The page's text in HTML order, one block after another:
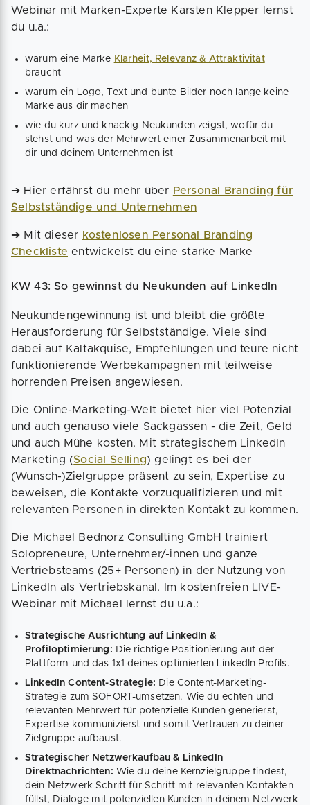
Webinar mit Marken-Experte Karsten Klepper lernst
du u.a.:
warum eine Marke Klarheit, Relevanz & Attraktivität
braucht
warum ein Logo, Text und bunte Bilder noch lange keine
Marke aus dir machen
wie du kurz und knackig Neukunden zeigst, wofür du
stehst und was der Mehrwert einer Zusammenarbeit mit
dir und deinem Unternehmen ist
➔ Hier erfährst du mehr über Personal Branding für
Selbstständige und Unternehmen
➔ Mit dieser kostenlosen Personal Branding
Checkliste entwickelst du eine starke Marke
KW 43: So gewinnst du Neukunden auf LinkedIn
Neukundengewinnung ist und bleibt die größte
Herausforderung für Selbstständige. Viele sind
dabei auf Kaltakquise, Empfehlungen und teure nicht
funktionierende Werbekampagnen mit teilweise
horrenden Preisen angewiesen.
Die Online-Marketing-Welt bietet hier viel Potenzial
und auch genauso viele Sackgassen - die Zeit, Geld
und auch Mühe kosten. Mit strategischem LinkedIn
Marketing (Social Selling) gelingt es bei der
(Wunsch-)Zielgruppe präsent zu sein, Expertise zu
beweisen, die Kontakte vorzuqualifizieren und mit
relevanten Personen in direkten Kontakt zu kommen.
Die Michael Bednorz Consulting GmbH trainiert
Solopreneure, Unternehmer/-innen und ganze
Vertriebsteams (25+ Personen) in der Nutzung von
LinkedIn als Vertriebskanal. Im kostenfreien LIVE-
Webinar mit Michael lernst du u.a.:
Strategische Ausrichtung auf LinkedIn &
Profiloptimierung: Die richtige Positionierung auf der
Plattform und das 1x1 deines optimierten LinkedIn Profils.
LinkedIn Content-Strategie: Die Content-Marketing-
Strategie zum SOFORT-umsetzen. Wie du echten und
relevanten Mehrwert für potenzielle Kunden generierst,
Expertise kommunizierst und somit Vertrauen zu deiner
Zielgruppe aufbaust.
Strategischer Netzwerkaufbau & LinkedIn
Direktnachrichten: Wie du deine Kernzielgruppe findest,
dein Netzwerk Schritt-für-Schritt mit relevanten Kontakten
füllst, Dialoge mit potenziellen Kunden in deinem Netzwerk